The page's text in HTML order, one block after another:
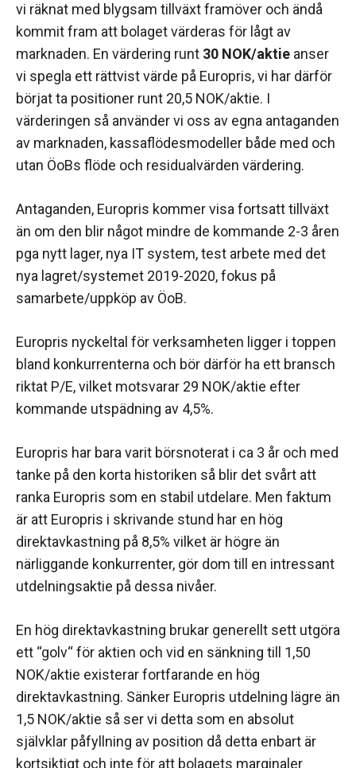
vi räknat med blygsam tillväxt framöver och ändå
kommit fram att bolaget värderas för lågt av
marknaden. En värdering runt 30 NOK/aktie anser
vi spegla ett rättvist värde på Europris, vi har därför
börjat ta positioner runt 20,5 NOK/aktie. I
värderingen så använder vi oss av egna antaganden
av marknaden, kassaflödesmodeller både med och
utan ÖoBs flöde och residualvärden värdering.
Antaganden, Europris kommer visa fortsatt tillväxt
än om den blir något mindre de kommande 2-3 åren
pga nytt lager, nya IT system, test arbete med det
nya lagret/systemet 2019-2020, fokus på
samarbete/uppköp av ÖoB.
Europris nyckeltal för verksamheten ligger i toppen
bland konkurrenterna och bör därför ha ett bransch
riktat P/E, vilket motsvarar 29 NOK/aktie efter
kommande utspädning av 4,5%.
Europris har bara varit börsnoterat i ca 3 år och med
tanke på den korta historiken så blir det svårt att
ranka Europris som en stabil utdelare. Men faktum
är att Europris i skrivande stund har en hög
direktavkastning på 8,5% vilket är högre än
närliggande konkurrenter, gör dom till en intressant
utdelningsaktie på dessa nivåer.
En hög direktavkastning brukar generellt sett utgöra
ett “golv“ för aktien och vid en sänkning till 1,50
NOK/aktie existerar fortfarande en hög
direktavkastning. Sänker Europris utdelning lägre än
1,5 NOK/aktie så ser vi detta som en absolut
självklar påfyllning av position då detta enbart är
kortsiktigt och inte för att bolagets marginaler